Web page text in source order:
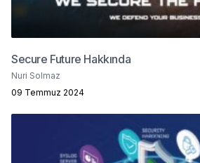
Secure Future Hakkında
Nuri Solmaz
09 Temmuz 2024